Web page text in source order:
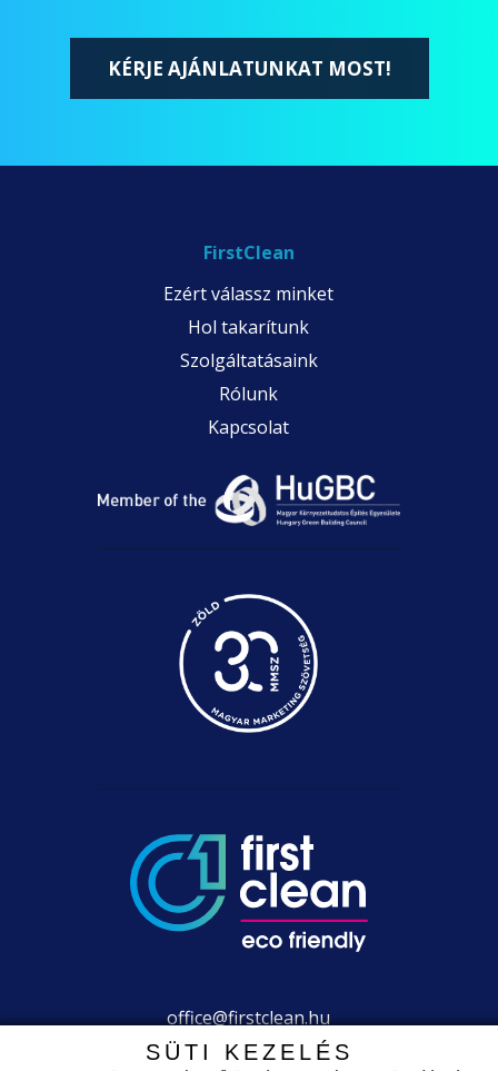
KÉRJE AJÁNLATUNKAT MOST!
FirstClean
Ezért válassz minket
Hol takarítunk
Szolgáltatásaink
Rólunk
Kapcsolat
office@firstclean.hu
+36 30 203 2304
SÜTI KEZELÉS